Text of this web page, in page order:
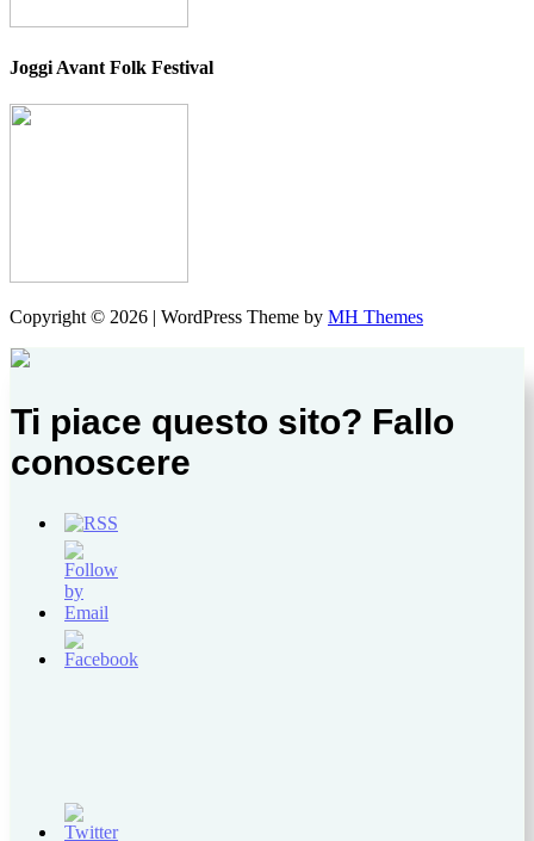
Joggi Avant Folk Festival
Copyright © 2026 | WordPress Theme by MH Themes
Ti piace questo sito? Fallo
conoscere